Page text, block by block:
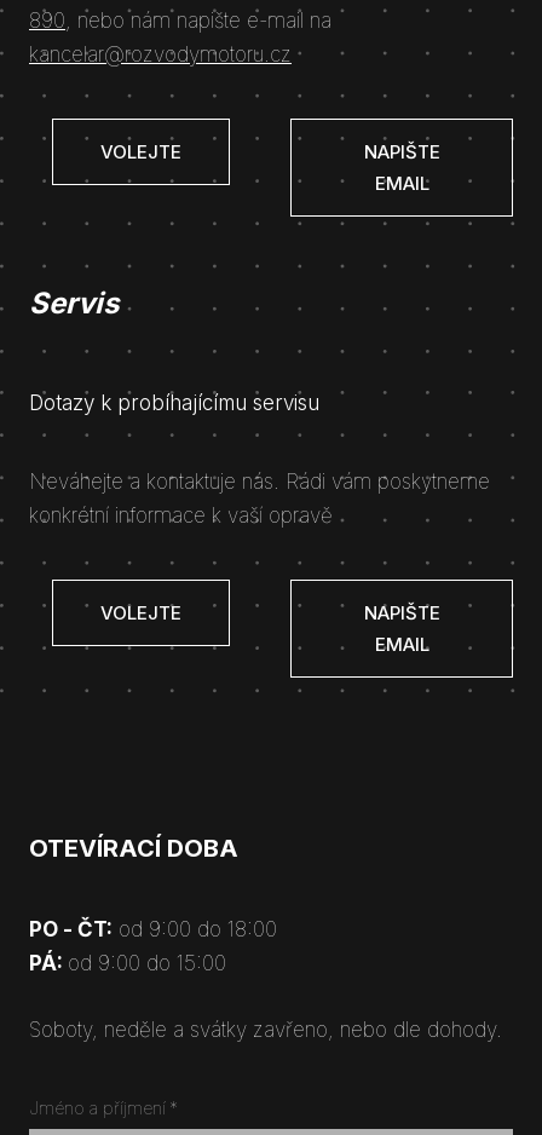
890 , nebo nám napište e-mail na
kancelar@rozvodymotoru.cz
VOLEJTE
NAPIŠTE
EMAIL
Servis
Dotazy k probíhajícímu servisu
Neváhejte a kontaktuje nás. Rádi vám poskytneme
konkrétní informace k vaší opravě
VOLEJTE
NAPIŠTE
EMAIL
OTEVÍRACÍ DOBA
PO - ČT: od 9:00 do 18:00
PÁ: od 9:00 do 15:00
Soboty, neděle a svátky zavřeno, nebo dle dohody.
Jméno a příjmení *